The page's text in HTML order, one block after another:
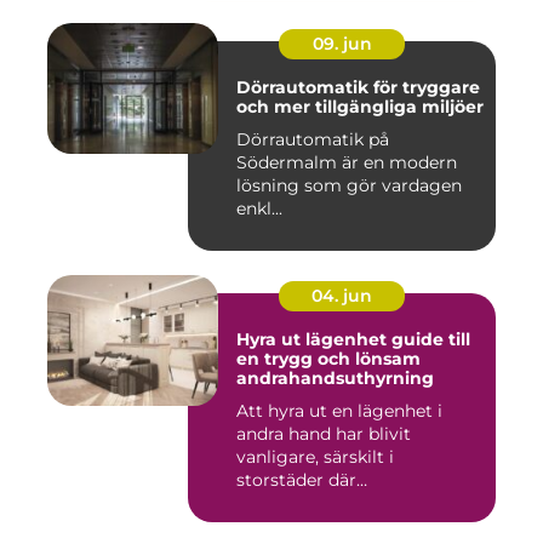
09. jun
Dörrautomatik för tryggare
och mer tillgängliga miljöer
Dörrautomatik på
Södermalm är en modern
lösning som gör vardagen
enkl...
04. jun
Hyra ut lägenhet guide till
en trygg och lönsam
andrahandsuthyrning
Att hyra ut en lägenhet i
andra hand har blivit
vanligare, särskilt i
storstäder där